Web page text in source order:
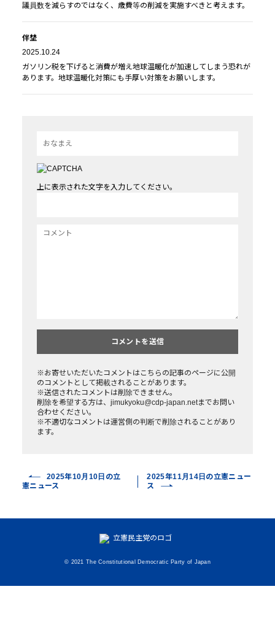
議員数を減らすのではなく、歳費等の削減を実施すべきと考えます。
伴埜
2025.10.24
ガソリン税を下げると消費が増え地球温暖化が加速してしまう恐れが
あります。地球温暖化対策にも手厚い対策をお願いします。
上に表示された文字を入力してください。
※お寄せいただいたコメントはこちらの記事のページに公開
のコメントとして掲載されることがあります。
※送信されたコメントは削除できません。
削除を希望する方は、jimukyoku@cdp-japan.netまでお問い
合わせください。
※不適切なコメントは運営側の判断で削除されることがあり
ます。
2025年10月10日の立
憲ニュース
2025年11月14日の立憲ニュー
ス
© 2021 The Constitutional Democratic Party of Japan